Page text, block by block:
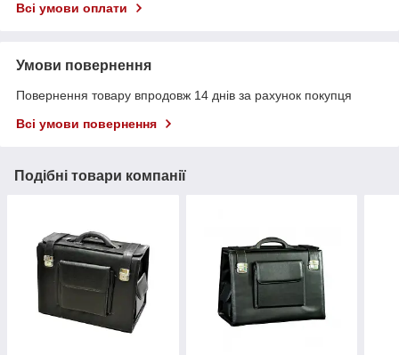
Всі умови оплати
Умови повернення
Повернення товару впродовж 14 днів за рахунок покупця
Всі умови повернення
Подібні товари компанії